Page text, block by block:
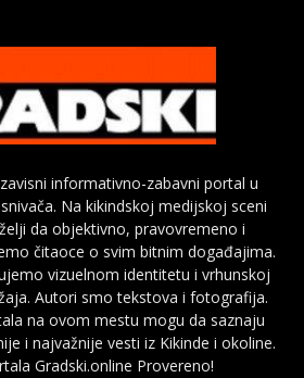
informativno-zabavni portal u
Na kikindskoj medijskoj sceni
da objektivno, pravovremeno i
čitaoce o svim bitnim događajima.
vizuelnom identitetu i vrhunskoj
Autori smo tekstova i fotografija.
na ovom mestu mogu da saznaju
i najvažnije vesti iz Kikinde i okoline.
Gradski.online Provereno!